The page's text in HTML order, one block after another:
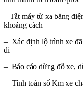
– Tắt máy từ xa bằng
khoảng cách
– Xác định lộ trình xe đã
đi
– Báo cáo dừng đỗ xe,
– Tính toán số Km xe